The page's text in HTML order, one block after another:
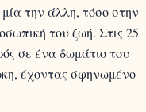
την άλλη, τόσο στην
του ζωή. Στις 25
σε ένα δωμάτιο του
έχοντας σφηνωμένο